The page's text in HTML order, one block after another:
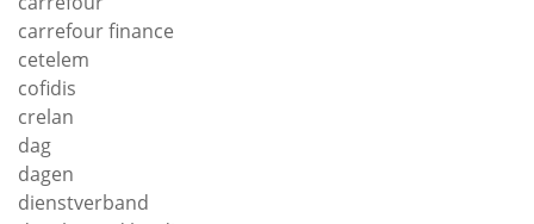
carrefour finance
cetelem
cofidis
crelan
dag
dagen
dienstverband